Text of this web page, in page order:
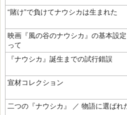
“賭け”で負けてナウシカは生まれた
映画『風の谷のナウシカ』の基本設
って
『ナウシカ』誕生までの試行錯誤
宣材コレクション
二つの『ナウシカ』 ／ 物語に選ばれ